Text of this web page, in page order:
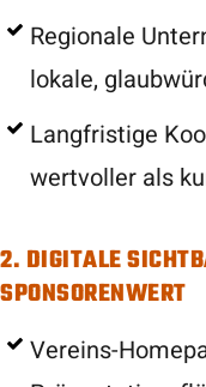
Regionale
lokale,
Langfristige
wertvoller als
2. DIGITALE
SPONSORENWERT
Vereins-